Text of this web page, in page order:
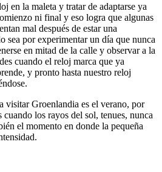
en la maleta y tratar de adaptarse ya
ni final y eso logra que algunas
mal después de estar una
sea por experimentar un día que nunca
en mitad de la calle y observar a la
cuando el reloj marca que ya
y pronto hasta nuestro reloj
visitar Groenlandia es el verano, por
cuando los rayos del sol, tenues, nunca
el momento en donde la pequeña